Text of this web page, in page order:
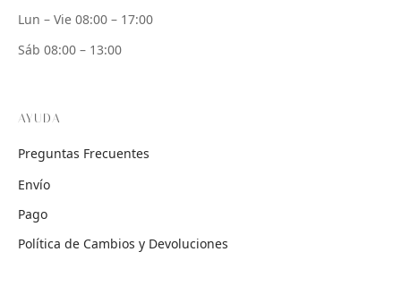
Lun – Vie 08:00 – 17:00
Sáb 08:00 – 13:00
AYUDA
Preguntas Frecuentes
Envío
Pago
Política de Cambios y Devoluciones